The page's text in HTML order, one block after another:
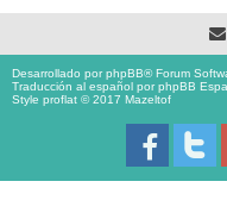
Desarrollado porphpBB® Forum
Traducción al español porphpBB
Style proflat © 2017 Mazeltof